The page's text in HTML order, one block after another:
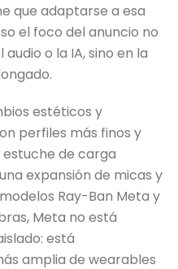
que adaptarse a esa
el foco del anuncio no
o la IA, sino en la
estéticos y
perfiles más finos y
estuche de carga
expansión de micas y
Ray-Ban Meta y
Meta no está
está
amplia de wearables